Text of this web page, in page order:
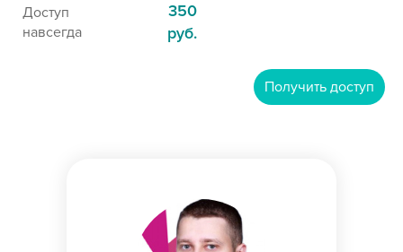
Доступ
навсегда
350
руб.
Получить доступ